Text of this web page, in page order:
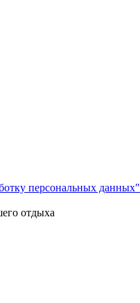
персональных данных"
отдыха